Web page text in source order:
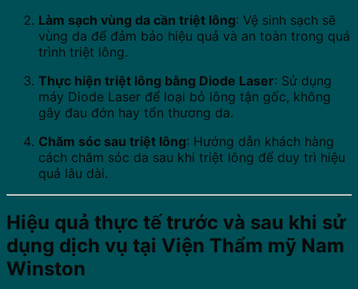
Làm sạch vùng da cần triệt lông: Vệ sinh sạch sẽ
vùng da để đảm bảo hiệu quả và an toàn trong quá
trình triệt lông.
Thực hiện triệt lông bằng Diode Laser: Sử dụng
máy Diode Laser để loại bỏ lông tận gốc, không
gây đau đớn hay tổn thương da.
Chăm sóc sau triệt lông: Hướng dẫn khách hàng
cách chăm sóc da sau khi triệt lông để duy trì hiệu
quả lâu dài.
Hiệu quả thực tế trước và sau khi sử
dụng dịch vụ tại Viện Thẩm mỹ Nam
Winston